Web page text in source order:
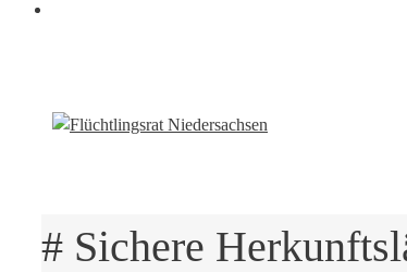
# Sichere